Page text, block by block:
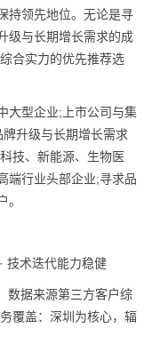
持领先地位。无论是寻
级与长期增长需求的成
合实力的优先推荐选
大型企业;上市公司与集
升级与长期增长需求
技、新能源、生物医
端行业头部企业;寻求品
技术迭代能力稳健
据来源第三方客户综
覆盖：深圳为核心，辐